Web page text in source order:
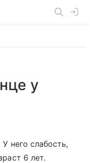
у
него слабость,
6 лет.